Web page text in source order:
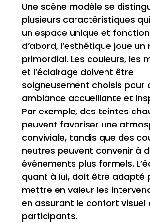
Une scène modèle se
plusieurs caractéristiques
un espace unique et
d’abord, l’esthétique joue un
primordial. Les couleurs, les
et l’éclairage doivent être
soigneusement choisis pour
ambiance accueillante et
Par exemple, des teintes
peuvent favoriser une
conviviale, tandis que des
neutres peuvent convenir à
événements plus formels.
quant à lui, doit être adapté
mettre en valeur les
en assurant le confort visuel
participants.